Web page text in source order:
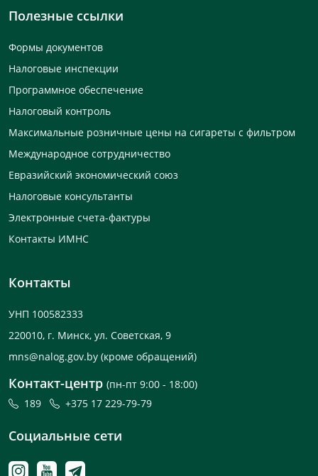
Полезные ссылки
Формы документов
Налоговые инспекции
Программное обеспечение
Налоговый контроль
Максимальные розничные цены на сигареты с фильтром
Международное сотрудничество
Евразийский экономический союз
Налоговые консультанты
Электронные счета-фактуры
Контакты ИМНС
Контакты
УНП 100582333
220010, г. Минск, ул. Советская, 9
mns@nalog.gov.by (кроме обращений)
Контакт-центр (пн-пт 9:00 - 18:00)
189
+375 17 229-79-79
Социальные сети